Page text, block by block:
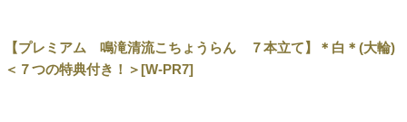
【プレミアム 鳴滝清流こちょうらん ７本立て】＊白＊(大輪)
＜７つの特典付き！＞[W-PR7]